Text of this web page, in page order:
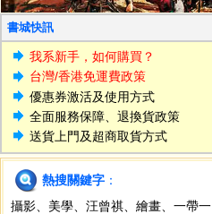
書城快訊
我系新手，如何購買？
台灣/香港免運費政策
優惠券激活及使用方式
全面服務保障、退換貨政策
送貨上門及超商取貨方式
熱搜關鍵字 ：
攝影
美學 汪曾祺 繪畫
一帶一